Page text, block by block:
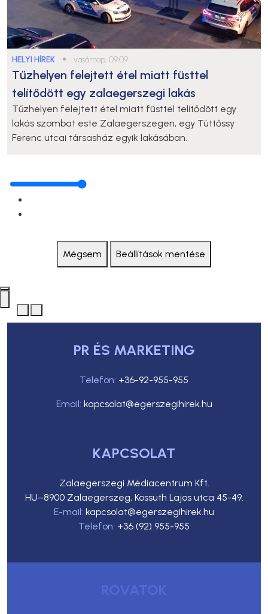
HELYI HÍREK ● vasárnap, 09:09
Tűzhelyen felejtett étel miatt füsttel
telítődött egy zalaegerszegi lakás
Tűzhelyen felejtett étel miatt füsttel telítődött egy
lakás szombat este Zalaegerszegen, egy Tüttőssy
Ferenc utcai társasház egyik lakásában.
Mégsem Beállítások mentése
PR ÉS MARKETING
Telefon: +36-92-955-955
Email: kapcsolat@egerszegihirek.hu
KAPCSOLAT
Zalaegerszegi Médiacentrum Kft.
HU–8900 Zalaegerszeg, Kossuth Lajos utca 45-49.
E-mail: kapcsolat@egerszegihirek.hu
Telefon: +36 (92) 955-955
ROVATOK